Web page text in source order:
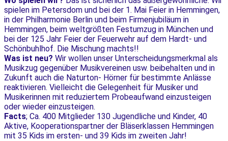
spielen im Petersdom und bei der 1. Mai Feier in Hemmingen,
in der Philharmonie Berlin und beim Firmenjubiläum in
Hemmingen, beim weltgrößten Festumzug in München und
bei der 125 Jahr Feier der Feuerwehr auf dem Hardt- und
Schönbuhlhof. Die Mischung machts!!
Was ist neu? Wir wollen unser Unterscheidungsmerkmal als
Musikzug gegenüber Musikvereinen usw. beibehalten und in
Zukunft auch die Naturton- Hörner für bestimmte Anlässe
reaktivieren. Vielleicht die Gelegenheit für Musiker und
Musikerinnen mit reduziertem Probeaufwand einzusteigen
oder wieder einzusteigen.
Facts; Ca. 400 Mitglieder 130 Jugendliche und Kinder, 40
Aktive, Kooperationspartner der Bläserklassen Hemmingen
mit 35 Kids im ersten- und 39 Kids im zweiten Jahr!